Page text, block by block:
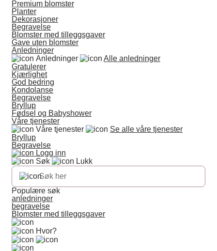
Premium blomster
Planter
Dekorasjoner
Begravelse
Blomster med tilleggsgaver
Gave uten blomster
Anledninger
Anledninger
Alle anledninger
Gratulerer
Kjærlighet
God bedring
Kondolanse
Begravelse
Bryllup
Fødsel og Babyshower
Våre tjenester
Våre tjenester
Se alle våre tjenester
Bryllup
Begravelse
Logg inn
Søk
Lukk
Populære søk
anledninger
begravelse
Blomster med tilleggsgaver
Hvor?